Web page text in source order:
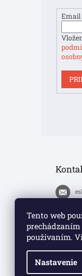
Tento web
používaním.
Nastavenie
Email